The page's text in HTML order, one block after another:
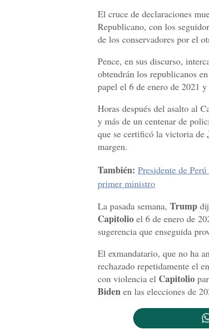
El cruce de declaraciones
Republicano, con los
de los conservadores por el
Pence, en sus discurso,
obtendrán los republicanos
papel el 6 de enero de 2021
Horas después del asalto al
y más de un centenar de
que se certificó la victoria de
margen.
También: Presidente de
primer ministro
La pasada semana, Trump
Capitolio el 6 de enero de
sugerencia que enseguida
El exmandatario, que no ha
rechazado repetidamente el
con violencia el Capitolio
Biden en las elecciones de